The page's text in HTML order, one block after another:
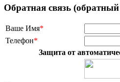
Обратная связь
Ваше Имя*
Телефон*
Защита от